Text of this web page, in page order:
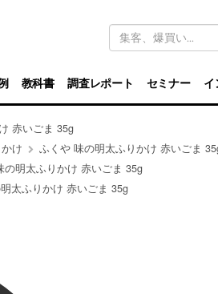
キ
ワ
ド
検
索
教科書 調査レポート セミナー イ
赤いごま 35g
け
ふくや 味の明太ふりかけ 赤いごま
の明太ふりかけ 赤いごま 35g
太ふりかけ 赤いごま 35g